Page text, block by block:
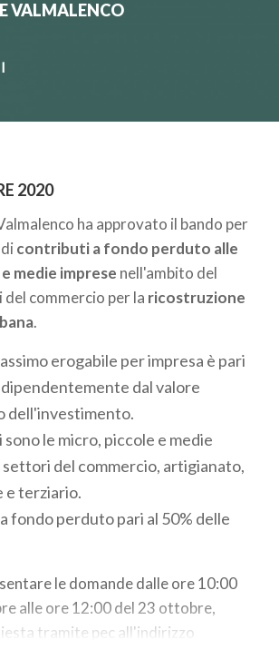
VALMALENCO
2020
ha approvato il bando per
contributi a fondo perduto alle
medie imprese nell'ambito del
commercio per la ricostruzione
.
erogabile per impresa è pari
dal valore
dell'investimento.
le micro, piccole e medie
del commercio, artigianato,
e terziario.
fondo perduto pari al 50% delle
le domande dalle ore 10:00
alle ore 12:00 del 23 ottobre,
tramite pec all'indirizzo